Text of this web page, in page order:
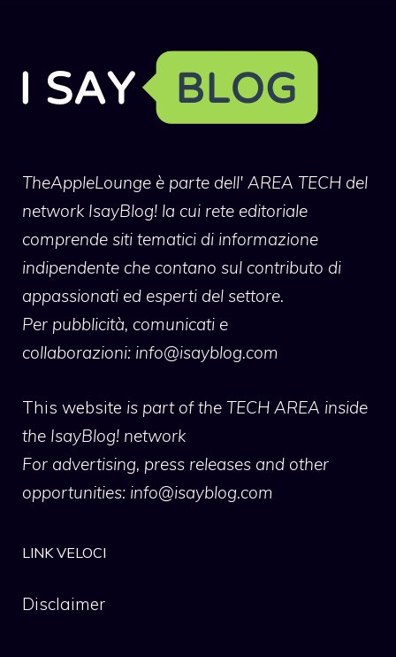
TheAppleLounge è parte dell' AREA TECH del
network IsayBlog! la cui rete editoriale
comprende siti tematici di informazione
indipendente che contano sul contributo di
appassionati ed esperti del settore.
Per pubblicità, comunicati e
collaborazioni: info@isayblog.com
This website is part of the TECH AREA inside
the IsayBlog! network
For advertising, press releases and other
opportunities: info@isayblog.com
LINK VELOCI
Disclaimer